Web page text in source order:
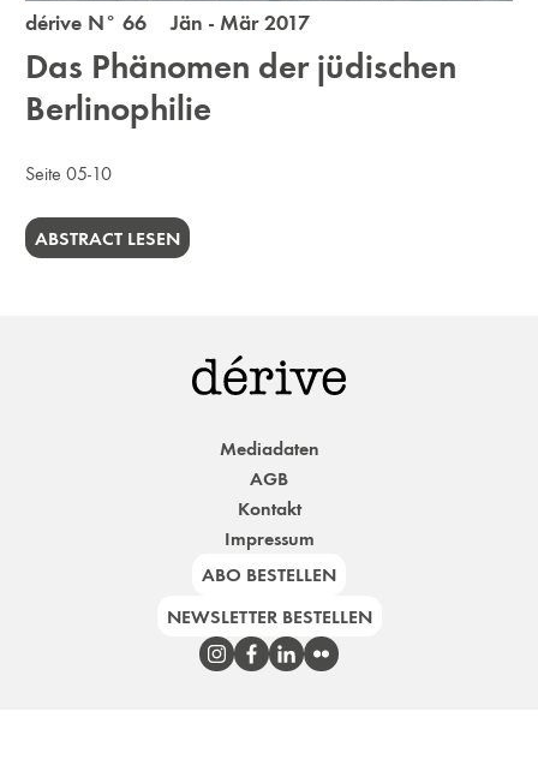
dérive N° 66 Jän - Mär 2017
Das Phänomen der jüdischen
Berlinophilie
Seite 05-10
ABSTRACT LESEN
Mediadaten
AGB
Kontakt
Impressum
ABO BESTELLEN
NEWSLETTER BESTELLEN